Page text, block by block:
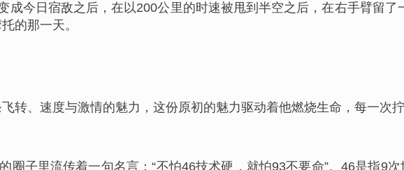
成今日宿敌之后，在以200公里的时速被甩到半空之后，在右手臂留
的那一天。
转、速度与激情的魅力，这份原初的魅力驱动着他燃烧生命，每一次
圈子里流传着一句名言：“不怕46技术硬，就怕93不要命”。46是指9次